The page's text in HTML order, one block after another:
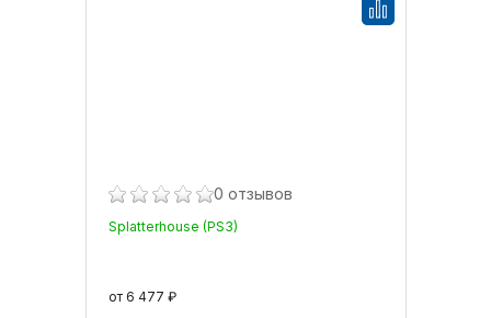
0 отзывов
Splatterhouse (PS3)
от 6 477 ₽